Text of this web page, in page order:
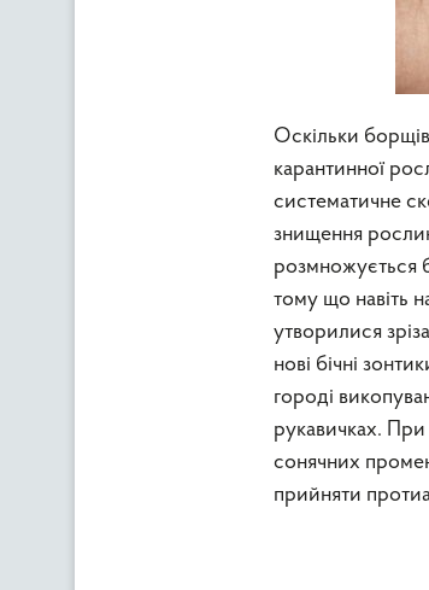
Оскільки
карантинної
систематичне
знищення
розмножується
тому що навіть
утворилися
нові бічні
городі
рукавичках.
сонячних
прийняти